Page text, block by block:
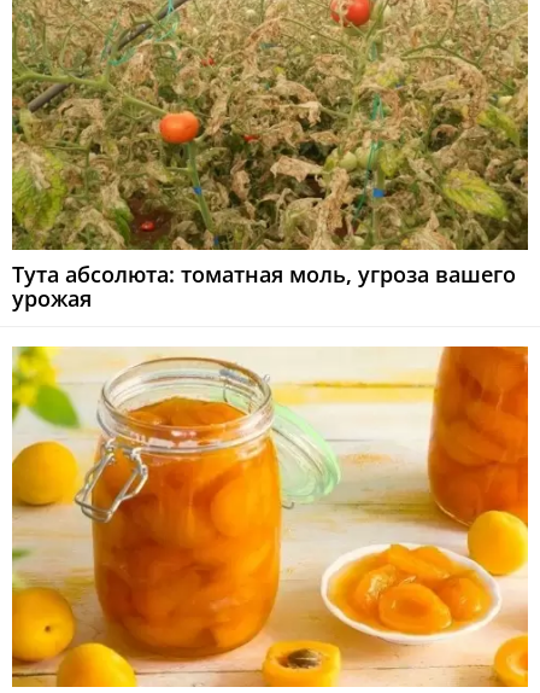
Тута абсолюта: томатная моль, угроза вашего
урожая